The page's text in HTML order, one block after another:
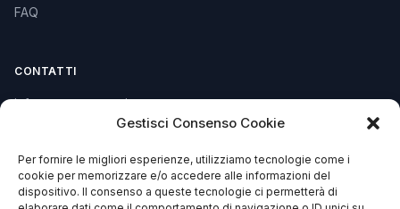
Gestisci Consenso Cookie
Per fornire le migliori esperienze, utilizziamo tecnologie come i
cookie per memorizzare e/o accedere alle informazioni del
dispositivo. Il consenso a queste tecnologie ci permetterà di
FAQ
CONTATTI
info@soccorsowp.it
PEC: gtechgroup@pec.it
Privacy Policy